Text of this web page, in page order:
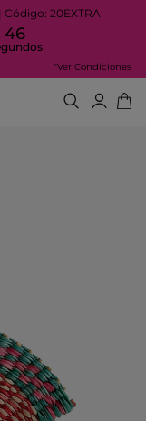
Código: 20EXTRA
46
*Ver Condiciones